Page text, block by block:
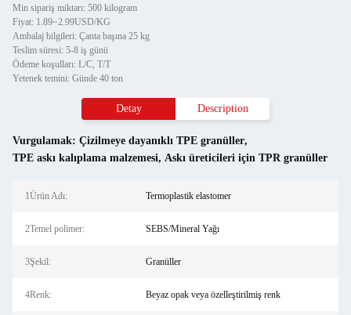
Min sipariş miktarı: 500 kilogram
Fiyat: 1.89~2.99USD/KG
Ambalaj bilgileri: Çanta başına 25 kg
Teslim süresi: 5-8 iş günü
Ödeme koşulları: L/C, T/T
Yetenek temini: Günde 40 ton
Detay Description
Vurgulamak: Çizilmeye dayanıklı TPE granüller,
TPE askı kalıplama malzemesi, Askı üreticileri için TPR granüller
1Ürün Adı: Termoplastik elastomer
2Temel polimer: SEBS/Mineral Yağı
3Şekil: Granüller
4Renk: Beyaz opak veya özelleştirilmiş renk